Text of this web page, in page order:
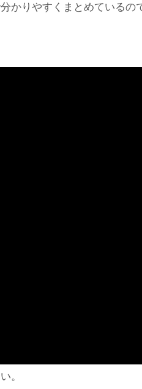
かりやすくまとめているの
。